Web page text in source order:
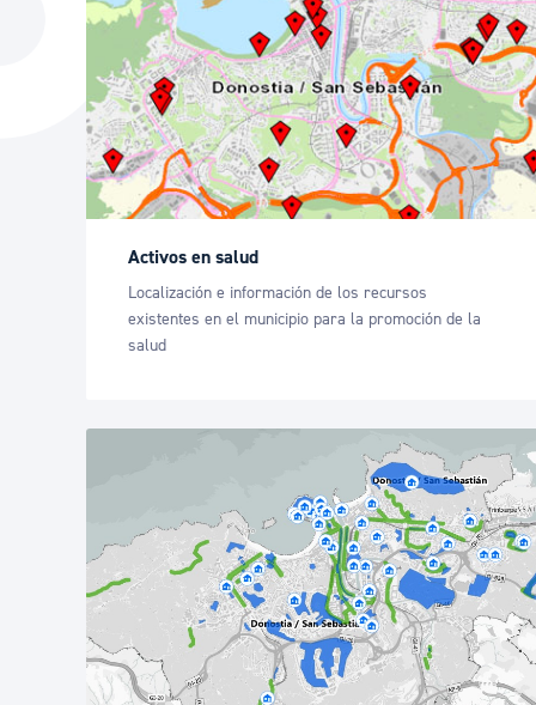
La ciudad
La ciudad ahora
Descubre la ciudad
La ciudad futura
Noticias
Avisos
Agenda
Activos en salud
Localización e información de los recursos
existentes en el municipio para la promoción de la
salud